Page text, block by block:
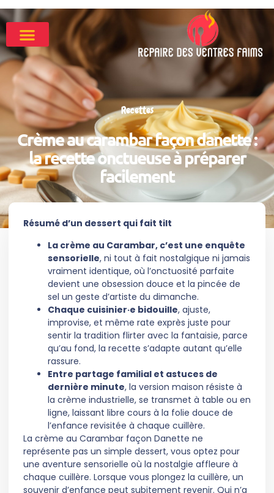
Recettes
Crème au carambar façon danette :
la recette onctueuse à préparer
facilement
Résumé d’un dessert qui fait tilt
La crème au Carambar, c’est une enquête
sensorielle, ni tout à fait nostalgique ni jamais
vraiment identique, où l’onctuosité parfaite
devient une obsession douce et la pincée de
sel un geste d’artiste du dimanche.
Chaque cuisinier·e bidouille, ajuste,
improvise, et même rate exprès juste pour
sentir la tradition flirter avec la fantaisie, parce
qu’au fond, la recette s’adapte autant qu’elle
rassure.
Entre partage familial et astuces de
dernière minute, la version maison résiste à
la crème industrielle, se transmet à table ou en
ligne, laissant libre cours à la folie douce de
l’enfance revisitée à chaque cuillère.
La crème au Carambar façon Danette ne
représente pas un simple dessert, vous optez pour
une aventure sensorielle où la nostalgie affleure à
chaque cuillère. Lorsque vous plongez la cuillère, un
souvenir d’enfance peut subitement revenir. Qui n’a